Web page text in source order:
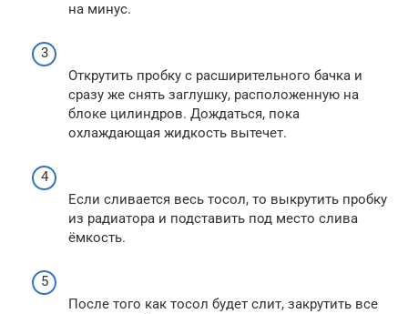
на минус.
Открутить пробку с расширительного бачка и
сразу же снять заглушку, расположенную на
блоке цилиндров. Дождаться, пока
охлаждающая жидкость вытечет.
Если сливается весь тосол, то выкрутить пробку
из радиатора и подставить под место слива
ёмкость.
После того как тосол будет слит, закрутить все